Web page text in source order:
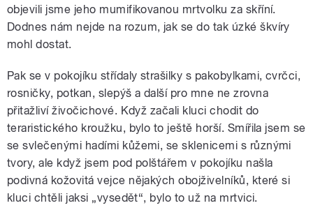
objevili jsme jeho mumifikovanou mrtvolku za skříní.
Dodnes nám nejde na rozum, jak se do tak úzké škvíry
mohl dostat.
Pak se v pokojíku střídaly strašilky s pakobylkami, cvrčci,
rosničky, potkan, slepýš a další pro mne ne zrovna
přitažliví živočichové. Když začali kluci chodit do
teraristického kroužku, bylo to ještě horší. Smířila jsem se
se svlečenými hadími kůžemi, se sklenicemi s různými
tvory, ale když jsem pod polštářem v pokojíku našla
podivná kožovitá vejce nějakých obojživelníků, které si
kluci chtěli jaksi „vysedět“, bylo to už na mrtvici.